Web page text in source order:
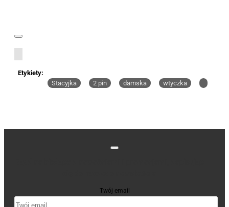
Etykiety:
Stacyjka
2 pin damska wtyczka
Twój email